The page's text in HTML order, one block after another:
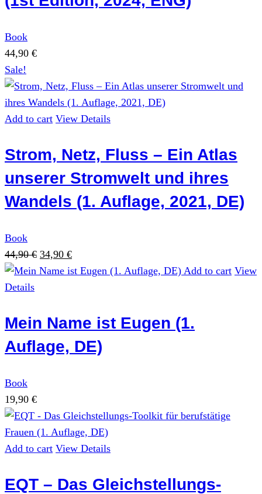
Book
44,90 €
Sale!
Add to cart View Details
Strom, Netz, Fluss – Ein Atlas
unserer Stromwelt und ihres
Wandels (1. Auflage, 2021, DE)
Book
44,90€ Original
price
34,90 €Current
price
Add to cart View
Details
Mein Name ist Eugen (1.
Auflage, DE)
Book
19,90 €
Add to cart View Details
EQT – Das Gleichstellungs-